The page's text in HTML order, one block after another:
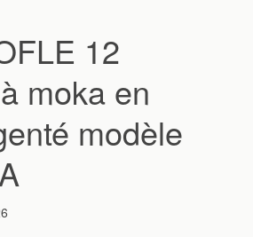
12
moka en
modèle